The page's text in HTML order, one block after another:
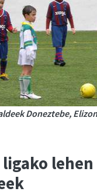
Doneztebe,
ligako